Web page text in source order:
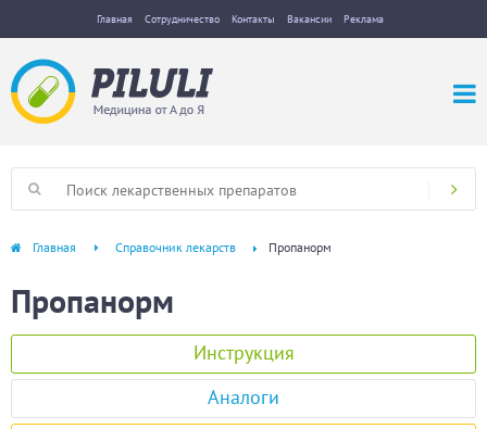
Главная Сотрудничество Контакты Вакансии Реклама
Главная Справочник лекарств Пропанорм
Пропанорм
Инструкция
Аналоги